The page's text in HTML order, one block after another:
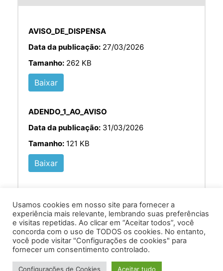
AVISO_DE_DISPENSA
Data da publicação: 27/03/2026
Tamanho: 262 KB
Baixar
ADENDO_1_AO_AVISO
Data da publicação: 31/03/2026
Tamanho: 121 KB
Baixar
Av. Prof. Armando Alves da Silva, nº 1950 - Zacarias,
Caratinga - MG - 35302-403 / Tel: (33) 3329 8000
Usamos cookies em nosso site para fornecer a
experiência mais relevante, lembrando suas preferências
e visitas repetidas. Ao clicar em “Aceitar todos”, você
concorda com o uso de TODOS os cookies. No entanto,
você pode visitar "Configurações de cookies" para
fornecer um consentimento controlado.
Configurações de Cookies Aceitar tudo